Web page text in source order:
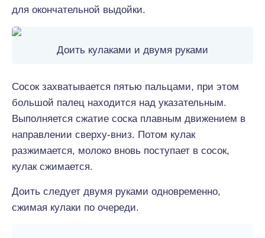
для окончательной выдойки.
Доить кулаками и двумя руками
Сосок захватывается пятью пальцами, при этом
большой палец находится над указательным.
Выполняется сжатие соска плавным движением в
направлении сверху-вниз. Потом кулак
разжимается, молоко вновь поступает в сосок,
кулак сжимается.
Доить следует двумя руками одновременно,
сжимая кулаки по очереди.